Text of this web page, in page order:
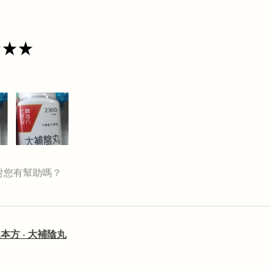
★★
有幫助嗎？
方 - 大補陰丸